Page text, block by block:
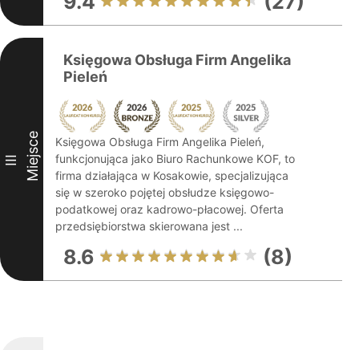
III Miejsce
Księgowa Obsługa Firm Angelika
Pieleń
Księgowa Obsługa Firm Angelika Pieleń,
funkcjonująca jako Biuro Rachunkowe KOF, to
firma działająca w Kosakowie, specjalizująca
się w szeroko pojętej obsłudze księgowo-
podatkowej oraz kadrowo-płacowej. Oferta
przedsiębiorstwa skierowana jest ...
8.6 (8)